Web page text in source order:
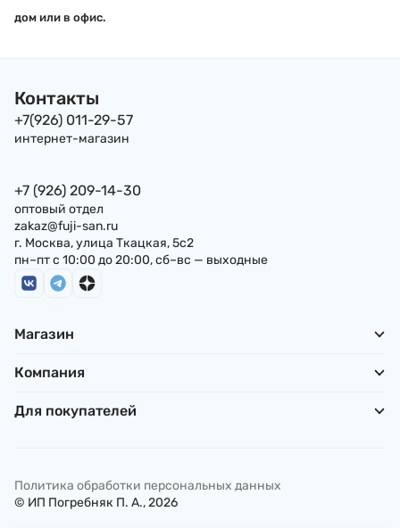
дом или в офис.
Контакты
+7(926) 011-29-57
интернет-магазин
+7 (926) 209-14-30
оптовый отдел
zakaz@fuji-san.ru
г. Москва, улица Ткацкая, 5с2
пн–пт с 10:00 до 20:00, сб–вс — выходные
Магазин
Компания
Для покупателей
© ИП Погребняк П. А., 2026
Политика обработки персональных данных